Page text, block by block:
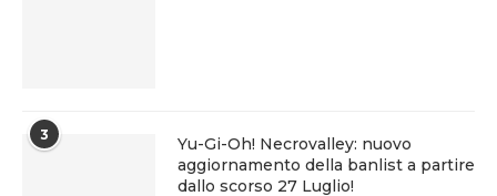
3
Yu-Gi-Oh! Necrovalley: nuovo
aggiornamento della banlist a partire
dallo scorso 27 Luglio!